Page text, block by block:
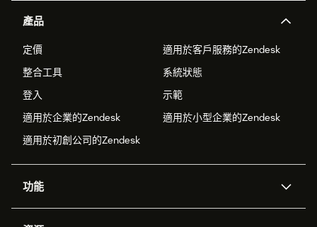
產品
定價
適用於客戶服務的Zendesk
整合工具
系統狀態
登入
示範
適用於企業的Zendesk
適用於小型企業的Zendesk
適用於初創公司的Zendesk
功能